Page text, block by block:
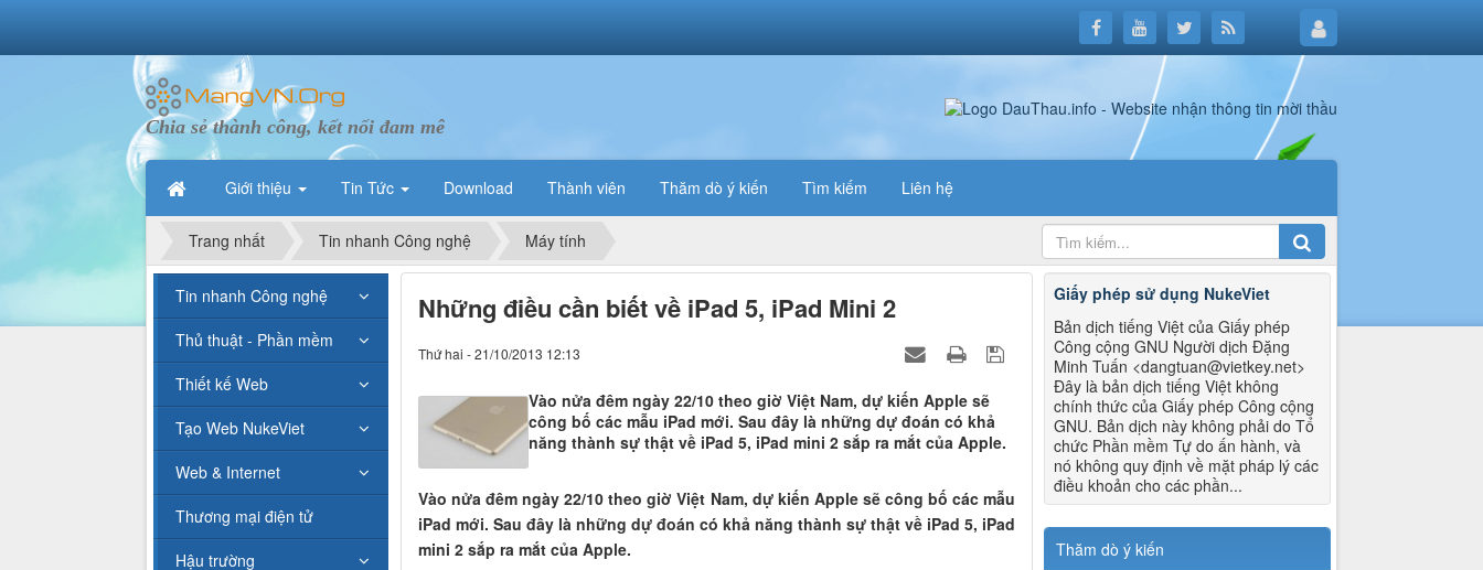
Chia sẻ thành công, kết nối đam mê
Giới thiệu Tin Tức Download Thành viên Thăm dò ý kiến Tìm kiếm Liên hệ
Trang nhất Tin nhanh Công nghệ Máy tính
Những điều cần biết về iPad 5, iPad Mini 2
Thứ hai - 21/10/2013 12:13
Vào nửa đêm ngày 22/10 theo giờ Việt Nam, dự kiến Apple sẽ
công bố các mẫu iPad mới. Sau đây là những dự đoán có khả
năng thành sự thật về iPad 5, iPad mini 2 sắp ra mắt của Apple.
Vào nửa đêm ngày 22/10 theo giờ Việt Nam, dự kiến Apple sẽ công bố các mẫu
iPad mới. Sau đây là những dự đoán có khả năng thành sự thật về iPad 5, iPad
mini 2 sắp ra mắt của Apple.
Giấy phép sử dụng NukeViet
Bản dịch tiếng Việt của Giấy phép
Công cộng GNU Người dịch Đặng
Minh Tuấn <dangtuan@vietkey.net>
Đây là bản dịch tiếng Việt không
chính thức của Giấy phép Công cộng
GNU. Bản dịch này không phải do Tổ
chức Phần mềm Tự do ấn hành, và
nó không quy định về mặt pháp lý các
điều khoản cho các phần...
Thăm dò ý kiến
Tin nhanh Công nghệ
Thủ thuật - Phần mềm
Thiết kế Web
Tạo Web NukeViet
Web & Internet
Thương mại điện tử
Hậu trường